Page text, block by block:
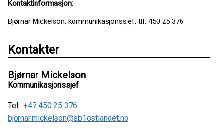
Kontaktinformasjon:
Bjørnar Mickelson, kommunikasjonssjef, tlf. 450 25 376
Kontakter
Bjørnar Mickelson
Kommunikasjonssjef
Tel: +47 450 25 376
bjornar.mickelson@sb1ostlandet.no